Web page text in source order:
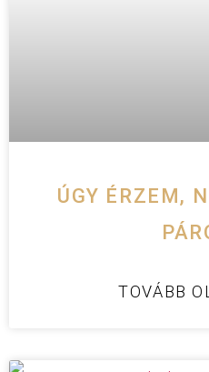
ÚGY ÉRZEM,
TOVÁBB